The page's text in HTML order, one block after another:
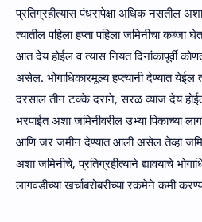
प्रतिग्रहीत्यास पंधरापेक्षा अधिक नसतील
त्यातील पहिला हप्ता पहिला जमिनीचा कब्जा
आत देय होईल व त्यास नियत दिनांकापूर्वी
असेल. भोगाधिकारमूल्य हप्त्यानी देण्यात येईल
दरसाल तीन टक्के दराने, सरळ व्याज देय
भरपाईत अशा जमिनीवरील उभ्या पिकाच्या
आणि जर जमीन देण्यात आली असेल तेव्हा
अशा जमिनीचे, प्रतिग्रहीत्याने द्यावयाचे
लागवडीच्या खर्चाबरोबरीच्या रकमेने कमी